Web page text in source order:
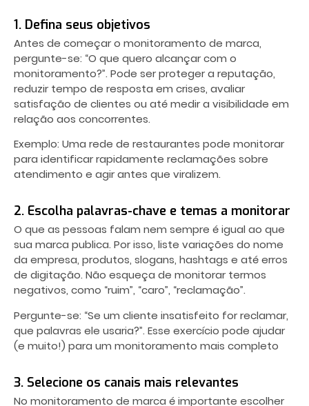
1. Defina seus objetivos
Antes de começar o monitoramento de marca,
pergunte-se: “O que quero alcançar com o
monitoramento?”. Pode ser proteger a reputação,
reduzir tempo de resposta em crises, avaliar
satisfação de clientes ou até medir a visibilidade em
relação aos concorrentes.
Exemplo: Uma rede de restaurantes pode monitorar
para identificar rapidamente reclamações sobre
atendimento e agir antes que viralizem.
2. Escolha palavras-chave e temas a monitorar
O que as pessoas falam nem sempre é igual ao que
sua marca publica. Por isso, liste variações do nome
da empresa, produtos, slogans, hashtags e até erros
de digitação. Não esqueça de monitorar termos
negativos, como “ruim”, “caro”, “reclamação”.
Pergunte-se: “Se um cliente insatisfeito for reclamar,
que palavras ele usaria?”. Esse exercício pode ajudar
(e muito!) para um monitoramento mais completo
3. Selecione os canais mais relevantes
No monitoramento de marca é importante escolher